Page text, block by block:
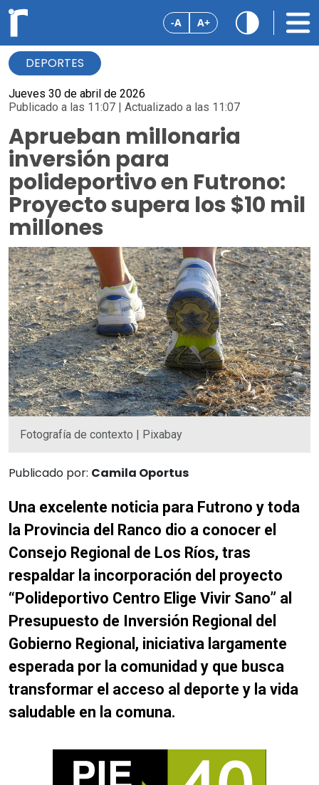
-A A+
DEPORTES
Jueves 30 de abril de 2026
Publicado a las 11:07 | Actualizado a las 11:07
Aprueban millonaria
inversión para
polideportivo en Futrono:
Proyecto supera los $10 mil
millones
Fotografía de contexto | Pixabay
Publicado por: Camila Oportus
Una excelente noticia para Futrono y toda
la Provincia del Ranco dio a conocer el
Consejo Regional de Los Ríos, tras
respaldar la incorporación del proyecto
“Polideportivo Centro Elige Vivir Sano” al
Presupuesto de Inversión Regional del
Gobierno Regional, iniciativa largamente
esperada por la comunidad y que busca
transformar el acceso al deporte y la vida
saludable en la comuna.